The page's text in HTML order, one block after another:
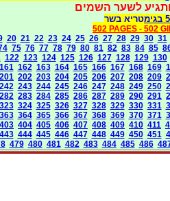
לשער השמים
בגימטריא בשר
502 PAGES - 502
20 21 22 23 24 25 26 27 28 29 30 31
75 76 77 78 79 80 81 82 83 84 85
122 123 124 125 126 127 128 129 130
161 162 163 164 165 166 167 168 169
201 202 203 204 205 206 207 208 209
242 243 244 245 246 247 248 249 250
282 283 284 285 286 287 289 290 291
323 324 325 326 327 328 329 330 331
363 364 365 366 367 368 369 370 371
403 404 405 406 407 408 409 410 411
443 444 445 446 447 448 449 450 451
479 480 481 482 483 484 485 486